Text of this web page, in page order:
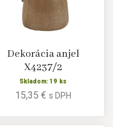
Dekorácia anjel
X4237/2
Skladom: 19 ks
15,35 € s DPH